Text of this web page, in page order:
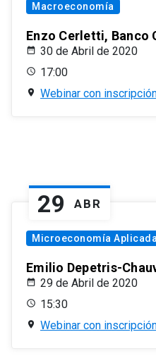
Macroeconomía
Enzo Cerletti, Banco
30 de Abril de 2020
17:00
Webinar con
29 ABR
Microeconomía Aplicada
Emilio Depetris-
29 de Abril de 2020
15:30
Webinar con